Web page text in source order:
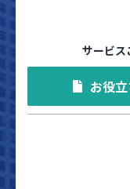
サービス
お役